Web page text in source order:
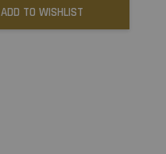
ADD TO WISHLIST